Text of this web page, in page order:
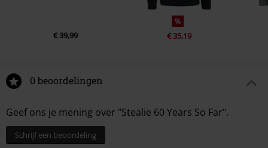
€ 39,99
%
€ 35,19
0 beoordelingen
Geef ons je mening over "Stealie 60 Years So Far".
Schrijf een beoordeling